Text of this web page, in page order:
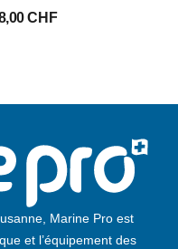
CHF
Marine Pro est
et l’équipement des